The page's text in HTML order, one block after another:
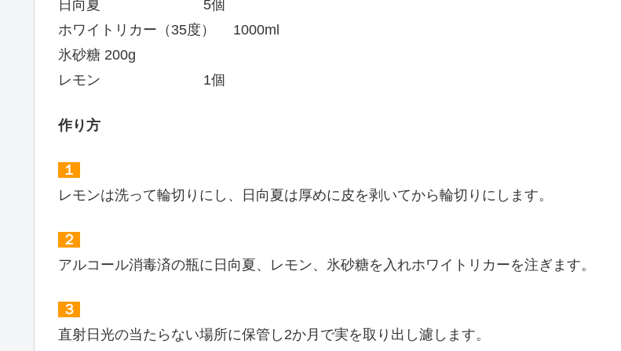
日向夏 5個
ホワイトリカー（35度） 1000ml
氷砂糖 200g
レモン 1個
作り方
１
レモンは洗って輪切りにし、日向夏は厚めに皮を剥いてから輪切りにします。
２
アルコール消毒済の瓶に日向夏、レモン、氷砂糖を入れホワイトリカーを注ぎます。
３
直射日光の当たらない場所に保管し2か月で実を取り出し濾します。